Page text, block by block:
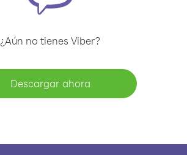
¿Aún no tienes Viber?
Descargar ahora